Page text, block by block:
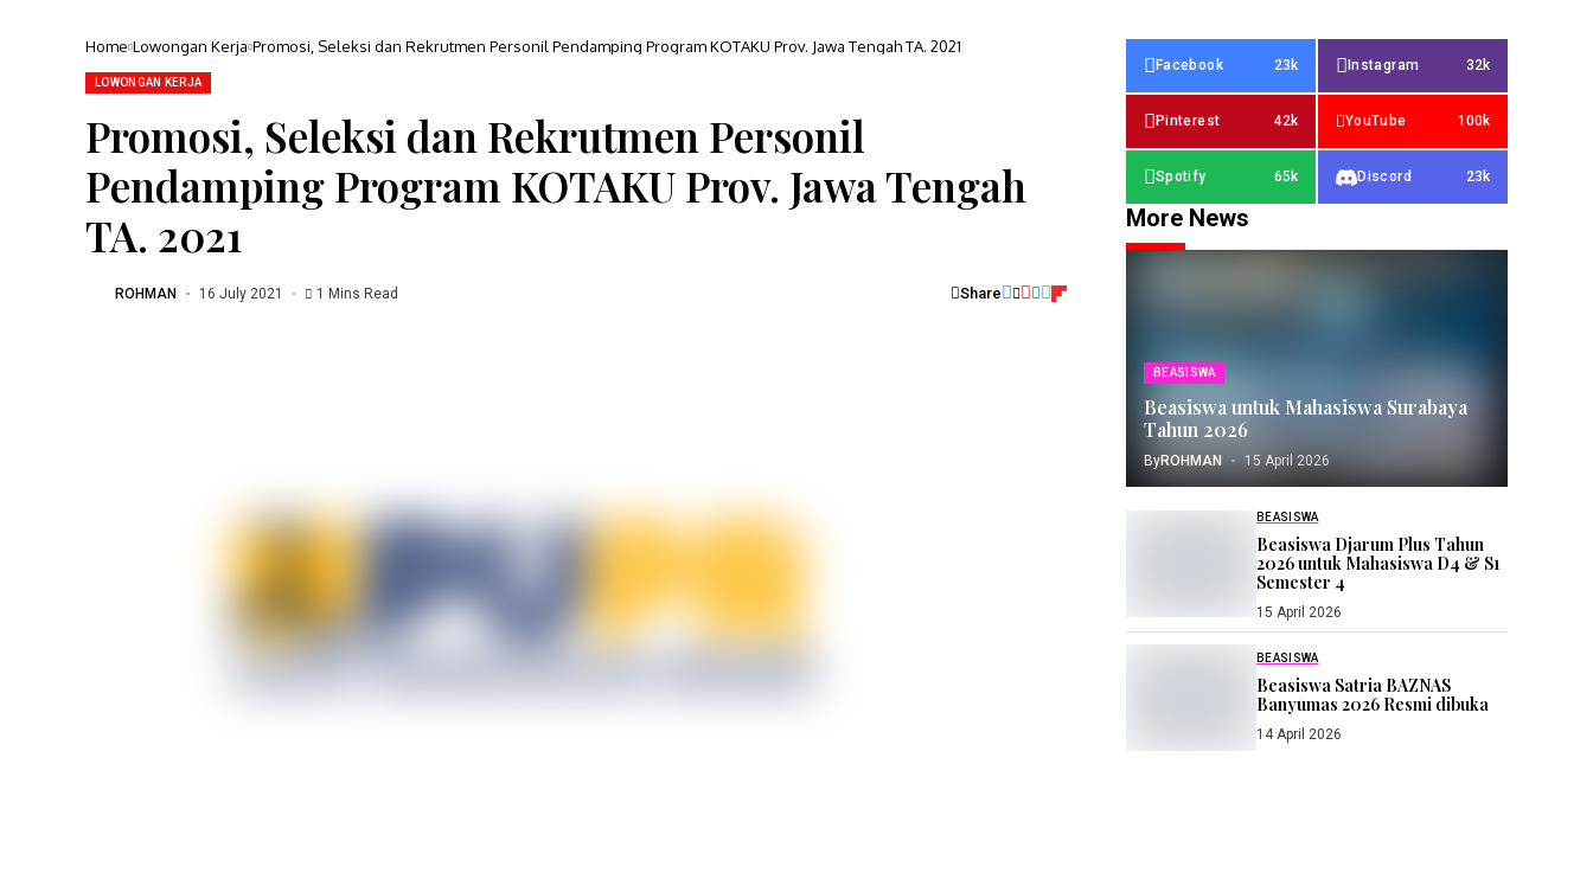
Home Lowongan Kerja Promosi, Seleksi dan Rekrutmen Personil Pendamping Program KOTAKU Prov. Jawa Tengah TA. 2021
LOWONGAN KERJA
Promosi, Seleksi dan Rekrutmen Personil
Pendamping Program KOTAKU Prov. Jawa Tengah
TA. 2021
ROHMAN 16 July 2021 1 Mins Read Share
Facebook 23k Instagram 32k
Pinterest 42k YouTube 100k
Spotify 65k Discord 23k
More News
BEASISWA
Beasiswa untuk Mahasiswa Surabaya
Tahun 2026
ByROHMAN 15 April 2026
BEASISWA
Beasiswa Djarum Plus Tahun
2026 untuk Mahasiswa D4 & S1
Semester 4
15 April 2026
BEASISWA
Beasiswa Satria BAZNAS
Banyumas 2026 Resmi dibuka
14 April 2026